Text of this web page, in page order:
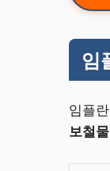
임
임플
보철